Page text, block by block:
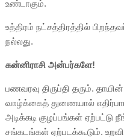
உண்டாகும்.
உத்திரம் நட்சத்திரத்தில்
நல்லது.
கன்னிராசி அன்பர்களே!
பணவரவு திருப்தி தரும்.
வாழ்க்கைத் துணையால்
அடிக்கடி குழப்பங்கள் ஏற்பட்டு
சங்கடங்கள் ஏற்படக்கூடும்.